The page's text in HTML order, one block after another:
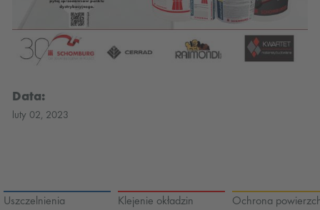
Data:
luty 02, 2023
Uszczelnienia
Klejenie okładzin
Ochrona